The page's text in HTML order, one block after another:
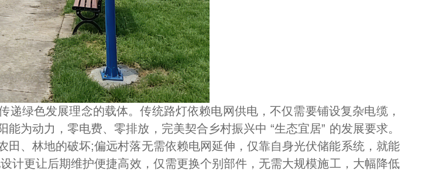
绿色发展理念的载体。传统路灯依赖电网供电，不仅需要铺设复杂电缆，
为动力，零电费、零排放，完美契合乡村振兴中 “生态宜居” 的发展要求。
、林地的破坏;偏远村落无需依赖电网延伸，仅靠自身光伏储能系统，就能
计更让后期维护便捷高效，仅需更换个别部件，无需大规模施工，大幅降低